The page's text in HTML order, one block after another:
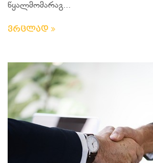
წყალმომარაგ...
ვრცლად